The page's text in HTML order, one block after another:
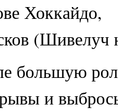
Хоккайдо,
(Шивелуч
большую
и